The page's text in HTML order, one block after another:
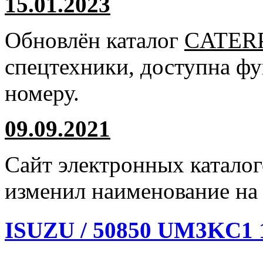
Обновлён каталог
спецтехники, доступна
номеру.
09.09.2021
Сайт электронных
изменил наименование на
ISUZU / 50850 UM3KC1